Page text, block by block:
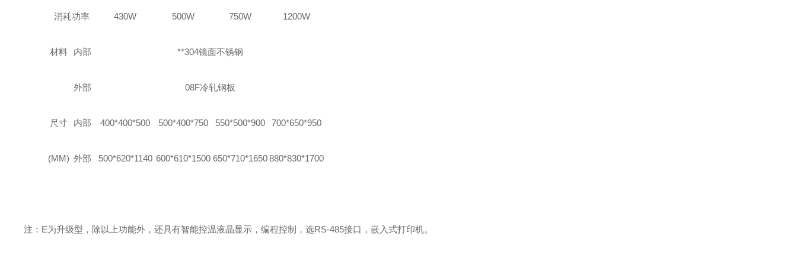
消耗功率 430W 500W 750W 1200W
材料 内部 **304镜面不锈钢
外部 08F冷轧钢板
尺寸
(MM)
内部 400*400*500 500*400*750 550*500*900 700*650*950
外部 500*620*1140 600*610*1500 650*710*1650880*830*1700
注： E为升级型，除以上功能外，还具有智能控温液晶显示，编程控制，选RS-485接口，嵌入式打印机。